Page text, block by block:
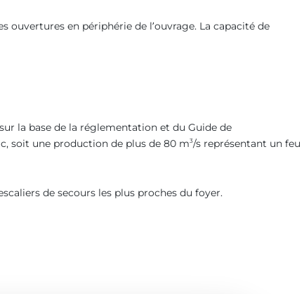
en périphérie de l’ouvrage. La capacité de
la base de la réglementation et du Guide de
soit une production de plus de 80 m3/s représentant un feu
de secours les plus proches du foyer.